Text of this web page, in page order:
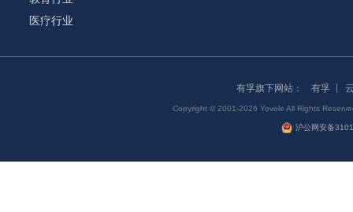
医疗行业
有孚旗下网站： 有孚
Copyright © 2001-2026 Yovole All Rights
沪公网安备